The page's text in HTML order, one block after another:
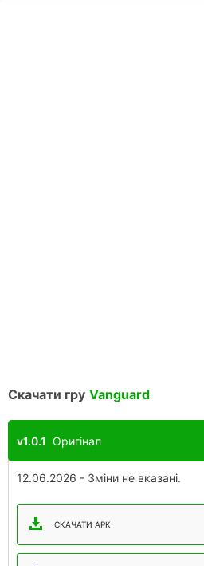
Скачати гру Vanguard
v1.0.1 Оригінал
12.06.2026 - Зміни не вказані.
СКАЧАТИ APK